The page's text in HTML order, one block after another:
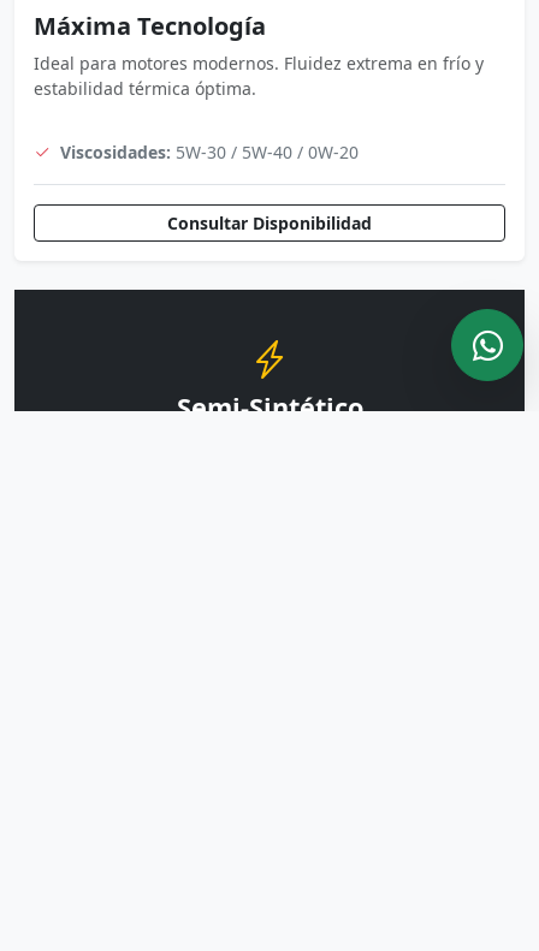
Máxima Tecnología
Ideal para motores modernos. Fluidez extrema en frío y
estabilidad térmica óptima.
Viscosidades: 5W-30 / 5W-40 / 0W-20
Consultar Disponibilidad
Semi-Sintético